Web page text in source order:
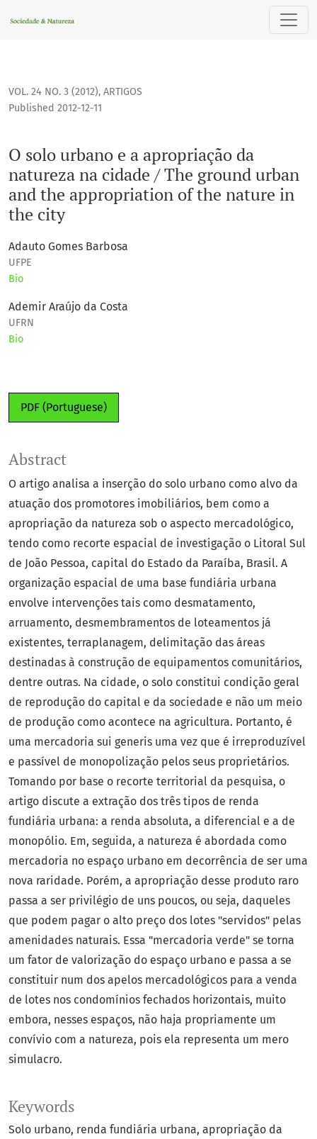
O solo urbano e a apropriação da natureza na cidade /
VOL. 24 NO. 3 (2012), ARTIGOS
O solo urbano e a apropriação da
natureza na cidade / The ground urban
and the appropriation of the nature in
the city
Published 2012-12-11
Adauto Gomes Barbosa
UFPE
Bio
Ademir Araújo da Costa
UFRN
Bio
PDF (Portuguese)
Keywords
Solo urbano renda fundiária urbana apropriação da
Abstract
O artigo analisa a inserção do solo urbano como alvo da
atuação dos promotores imobiliários, bem como a
apropriação da natureza sob o aspecto mercadológico,
tendo como recorte espacial de investigação o Litoral Sul
de João Pessoa, capital do Estado da Paraíba, Brasil. A
organização espacial de uma base fundiária urbana
envolve intervenções tais como desmatamento,
arruamento, desmembramentos de loteamentos já
existentes, terraplanagem, delimitação das áreas
destinadas à construção de equipamentos comunitários,
dentre outras. Na cidade, o solo constitui condição geral
de reprodução do capital e da sociedade e não um meio
de produção como acontece na agricultura. Portanto, é
uma mercadoria sui generis uma vez que é irreproduzível
e passível de monopolização pelos seus proprietários.
Tomando por base o recorte territorial da pesquisa, o
artigo discute a extração dos três tipos de renda
fundiária urbana: a renda absoluta, a diferencial e a de
monopólio. Em, seguida, a natureza é abordada como
mercadoria no espaço urbano em decorrência de ser uma
nova raridade. Porém, a apropriação desse produto raro
passa a ser privilégio de uns poucos, ou seja, daqueles
que podem pagar o alto preço dos lotes "servidos" pelas
amenidades naturais. Essa "mercadoria verde" se torna
um fator de valorização do espaço urbano e passa a se
constituir num dos apelos mercadológicos para a venda
de lotes nos condomínios fechados horizontais, muito
embora, nesses espaços, não haja propriamente um
convívio com a natureza, pois ela representa um mero
simulacro.